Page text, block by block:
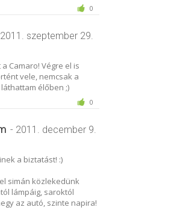
0
szeptember 29.
Camaro! Végre el is
vele, nemcsak a
élőben ;)
0
- 2011. december 9.
a biztatást! :)
simán közlekedünk
lámpáig, saroktól
az autó, szinte napira!